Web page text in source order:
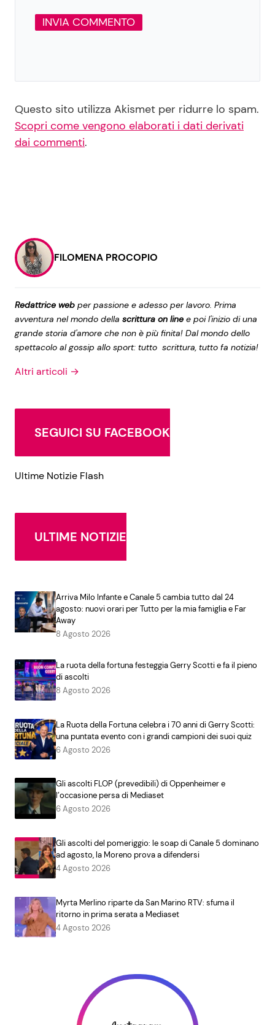
Questo sito utilizza Akismet per ridurre lo spam.
Scopri come vengono elaborati i dati derivati
dai commenti.
FILOMENA PROCOPIO
Redattrice web per passione e adesso per lavoro. Prima
avventura nel mondo della scrittura on line e poi l'inizio di una
grande storia d'amore che non è più finita! Dal mondo dello
spettacolo al gossip allo sport: tutto scrittura, tutto fa notizia!
Altri articoli →
SEGUICI SU FACEBOOK
Ultime Notizie Flash
ULTIME NOTIZIE
Arriva Milo Infante e Canale 5 cambia tutto dal 24
agosto: nuovi orari per Tutto per la mia famiglia e Far
Away
8 Agosto 2026
La ruota della fortuna festeggia Gerry Scotti e fa il pieno
di ascolti
8 Agosto 2026
La Ruota della Fortuna celebra i 70 anni di Gerry Scotti:
una puntata evento con i grandi campioni dei suoi quiz
6 Agosto 2026
Gli ascolti FLOP (prevedibili) di Oppenheimer e
l’occasione persa di Mediaset
6 Agosto 2026
Gli ascolti del pomeriggio: le soap di Canale 5 dominano
ad agosto, la Moreno prova a difendersi
4 Agosto 2026
Myrta Merlino riparte da San Marino RTV: sfuma il
ritorno in prima serata a Mediaset
4 Agosto 2026